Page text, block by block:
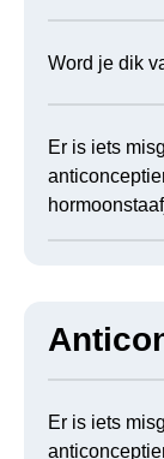
Word je dik
Er is iets
Er is iets